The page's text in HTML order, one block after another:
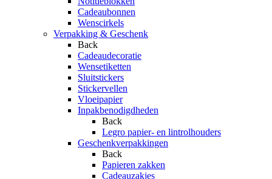
Cadeaubonnen
Wenscirkels
Verpakking & Geschenk
Back
Cadeaudecoratie
Wensetiketten
Sluitstickers
Stickervellen
Vloeipapier
Inpakbenodigdheden
Back
Legro papier- en lintrolhouders
Geschenkverpakkingen
Back
Papieren zakken
Cadeauzakjes